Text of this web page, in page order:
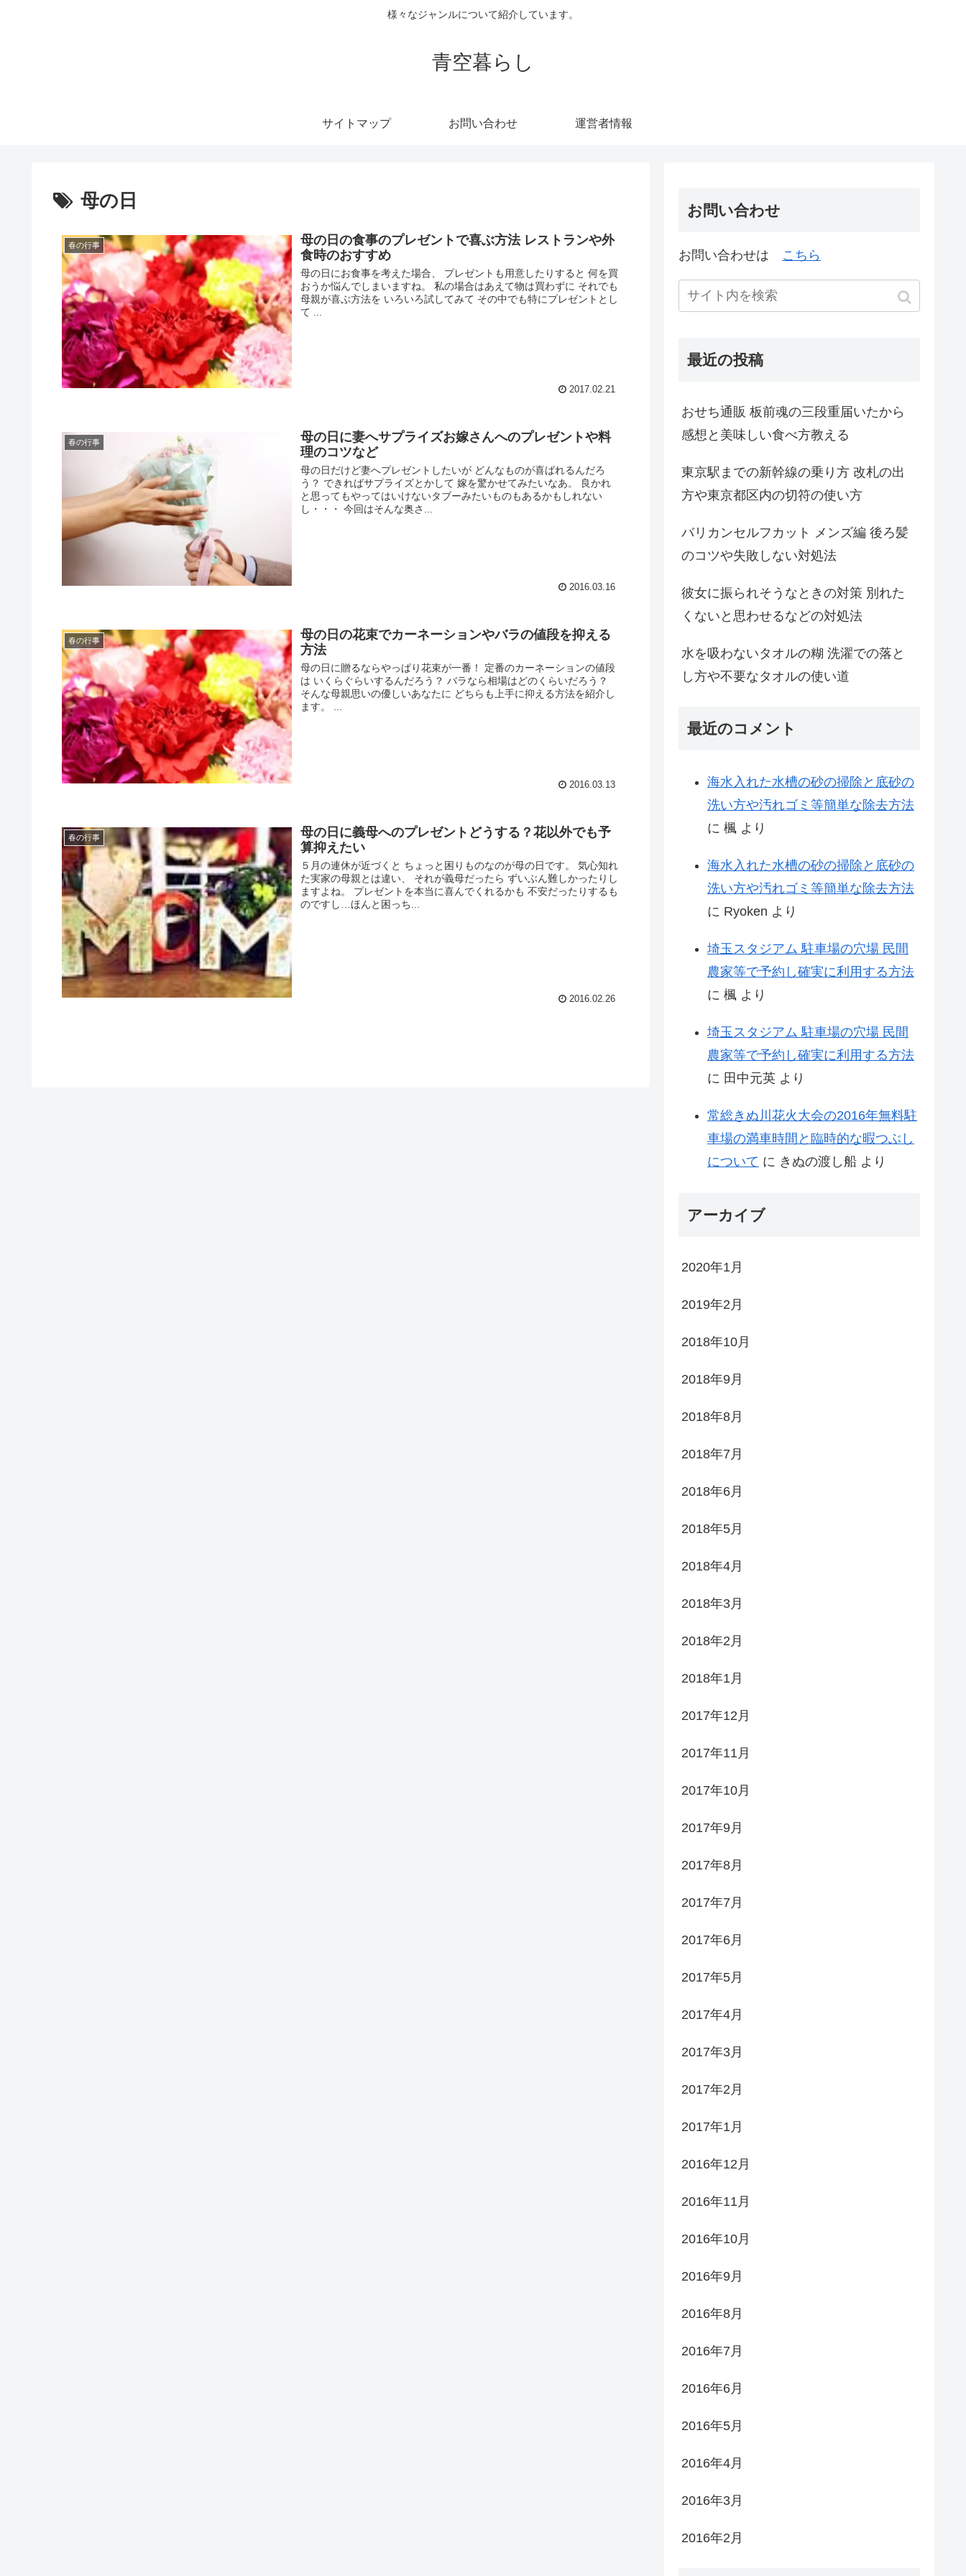
様々なジャンルについて紹介しています。
青空暮らし
サイトマップ お問い合わせ 運営者情報
母の日
春の行事
母の日の食事のプレゼントで喜ぶ方法 レストランや外
食時のおすすめ
母の日にお食事を考えた場合、 プレゼントも用意したりすると 何を買
おうか悩んでしまいますね。 私の場合はあえて物は買わずに それでも
母親が喜ぶ方法を いろいろ試してみて その中でも特にプレゼントとし
て ...
2017.02.21
春の行事
母の日に妻へサプライズお嫁さんへのプレゼントや料
理のコツなど
母の日だけど妻へプレゼントしたいが どんなものが喜ばれるんだろ
う？ できればサプライズとかして 嫁を驚かせてみたいなあ。 良かれ
と思ってもやってはいけないタブーみたいものもあるかもしれない
し・・・ 今回はそんな奥さ...
2016.03.16
春の行事
母の日の花束でカーネーションやバラの値段を抑える
方法
母の日に贈るならやっぱり花束が一番！ 定番のカーネーションの値段
は いくらぐらいするんだろう？ バラなら相場はどのくらいだろう？
そんな母親思いの優しいあなたに どちらも上手に抑える方法を紹介し
ます。 ...
2016.03.13
春の行事
母の日に義母へのプレゼントどうする？花以外でも予
算抑えたい
５月の連休が近づくと ちょっと困りものなのが母の日です。 気心知れ
た実家の母親とは違い、 それが義母だったら ずいぶん難しかったりし
ますよね。 プレゼントを本当に喜んでくれるかも 不安だったりするも
のですし…ほんと困っち...
2016.02.26
お問い合わせ
お問い合わせは こちら
最近の投稿
おせち通販 板前魂の三段重届いたから
感想と美味しい食べ方教える
東京駅までの新幹線の乗り方 改札の出
方や東京都区内の切符の使い方
バリカンセルフカット メンズ編 後ろ髪
のコツや失敗しない対処法
彼女に振られそうなときの対策 別れた
くないと思わせるなどの対処法
水を吸わないタオルの糊 洗濯での落と
し方や不要なタオルの使い道
最近のコメント
海水入れた水槽の砂の掃除と底砂の
洗い方や汚れゴミ等簡単な除去方法
に 楓 より
海水入れた水槽の砂の掃除と底砂の
洗い方や汚れゴミ等簡単な除去方法
に Ryoken より
埼玉スタジアム 駐車場の穴場 民間
農家等で予約し確実に利用する方法
に 楓 より
埼玉スタジアム 駐車場の穴場 民間
農家等で予約し確実に利用する方法
に 田中元英 より
常総きぬ川花火大会の2016年無料駐
車場の満車時間と臨時的な暇つぶし
について に きぬの渡し船 より
アーカイブ
2020年1月
2019年2月
2018年10月
2018年9月
2018年8月
2018年7月
2018年6月
2018年5月
2018年4月
2018年3月
2018年2月
2018年1月
2017年12月
2017年11月
2017年10月
2017年9月
2017年8月
2017年7月
2017年6月
2017年5月
2017年4月
2017年3月
2017年2月
2017年1月
2016年12月
2016年11月
2016年10月
2016年9月
2016年8月
2016年7月
2016年6月
2016年5月
2016年4月
2016年3月
2016年2月